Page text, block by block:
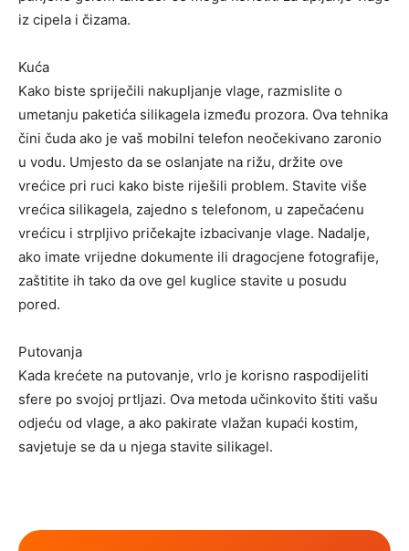
iz cipela i čizama.
Kuća
Kako biste spriječili nakupljanje vlage, razmislite o
umetanju paketića silikagela između prozora. Ova tehnika
čini čuda ako je vaš mobilni telefon neočekivano zaronio
u vodu. Umjesto da se oslanjate na rižu, držite ove
vrećice pri ruci kako biste riješili problem. Stavite više
vrećica silikagela, zajedno s telefonom, u zapečaćenu
vrećicu i strpljivo pričekajte izbacivanje vlage. Nadalje,
ako imate vrijedne dokumente ili dragocjene fotografije,
zaštitite ih tako da ove gel kuglice stavite u posudu
pored.
Putovanja
Kada krećete na putovanje, vrlo je korisno raspodijeliti
sfere po svojoj prtljazi. Ova metoda učinkovito štiti vašu
odjeću od vlage, a ako pakirate vlažan kupaći kostim,
savjetuje se da u njega stavite silikagel.